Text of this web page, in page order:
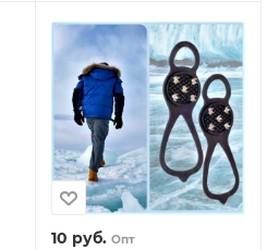
10 руб. Опт